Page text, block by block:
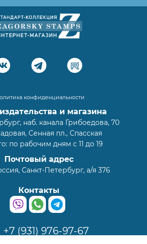
конфиденциальности
и магазина
наб. канала Грибоедова, 70
Сенная пл., Спасская
по рабочим дням с 11 до 19
Почтовый адрес
Санкт-Петербург, а/я 376
Контакты
+7 (931) 976-97-67